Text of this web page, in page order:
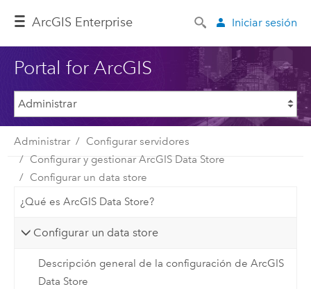
ArcGIS Enterprise Iniciar sesión
Portal for ArcGIS
Administrar
Configurar servidores
Configurar y gestionar ArcGIS Data Store
Configurar un data store
¿Qué es ArcGIS Data Store?
Configurar un data store
Descripción general de la configuración de ArcGIS
Data Store